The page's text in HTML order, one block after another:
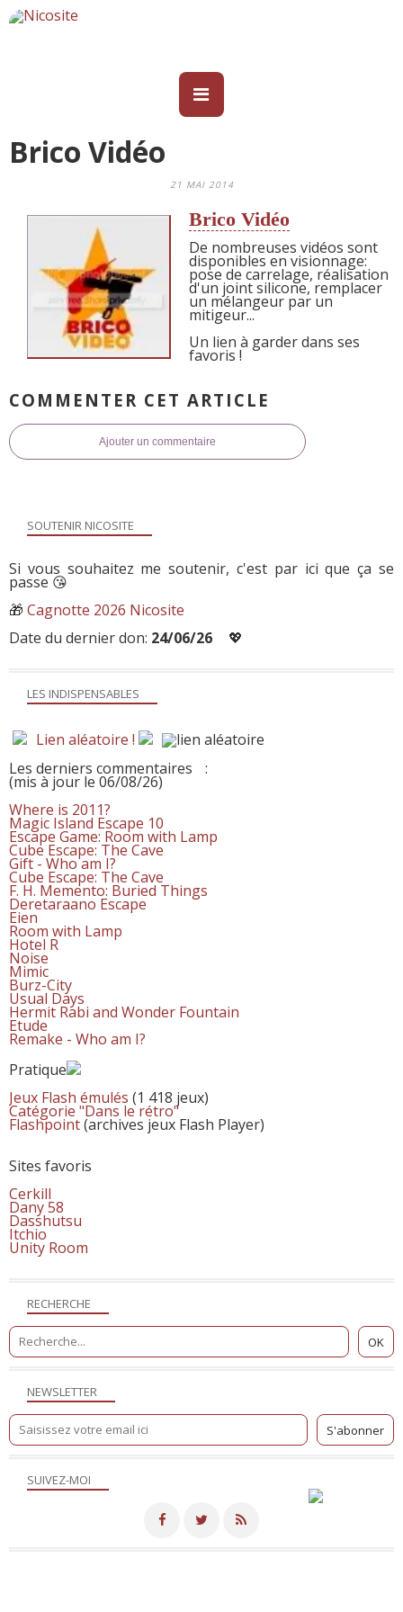
Brico Vidéo
21 MAI 2014
Brico Vidéo
De nombreuses vidéos sont
disponibles en visionnage:
pose de carrelage, réalisation
d'un joint silicone, remplacer
un mélangeur par un
mitigeur...
Un lien à garder dans ses
favoris !
COMMENTER CET ARTICLE
Ajouter un commentaire
NEWSLETTER
SUIVEZ-MOI
RECHERCHE
LES INDISPENSABLES
Lien aléatoire !
Les derniers commentaires
:
(mis à jour le 06/08/26)
Where is 2011?
Magic Island Escape 10
Escape Game: Room with Lamp
Cube Escape: The Cave
Gift - Who am I?
Cube Escape: The Cave
F. H. Memento: Buried Things
Deretaraano Escape
Eien
Room with Lamp
Hotel R
Noise
Mimic
Burz-City
Usual Days
Hermit Rabi and Wonder Fountain
Etude
Remake - Who am I?
Pratique
Jeux Flash émulés (1 418 jeux)
Catégorie "Dans le rétro"
Flashpoint(archives jeux Flash Player)
Sites favoris
Cerkill
Dany 58
Dasshutsu
Itchio
Unity Room
SOUTENIR NICOSITE
Si vous souhaitez me soutenir, c'est par ici que ça se
passe 😘
🎁 Cagnotte 2026 Nicosite
Date du dernier don: 24/06/26 💖